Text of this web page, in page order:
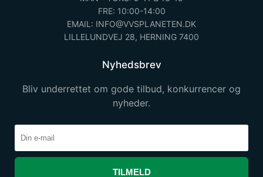
FRE: 10:00-14:00
EMAIL: INFO@VVSPLANETEN.DK
LILLELUNDVEJ 28, HERNING 7400
Nyhedsbrev
Bliv underrettet om gode tilbud, konkurrencer og
nyheder.
TILMELD